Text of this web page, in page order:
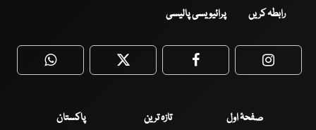
رابطہ کریں پرائیویسی پالیسی
WhatsApp Twitter Facebook
صفحۂ اول تازہ ترین پاکستان